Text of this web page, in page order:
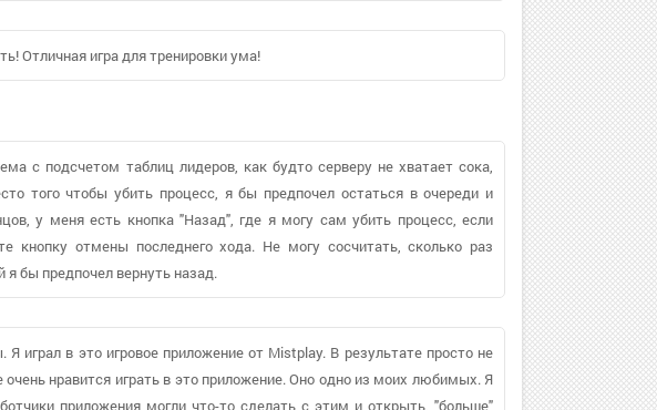
Отличная игра для тренировки ума!
с подсчетом таблиц лидеров, как будто серверу не хватает сока,
того чтобы убить процесс, я бы предпочел остаться в очереди и
у меня есть кнопка "Назад", где я могу сам убить процесс, если
кнопку отмены последнего хода. Не могу сосчитать, сколько раз
бы предпочел вернуть назад.
играл в это игровое приложение от Mistplay. В результате просто не
нравится играть в это приложение. Оно одно из моих любимых. Я
приложения могли что-то сделать с этим и открыть, "больше"